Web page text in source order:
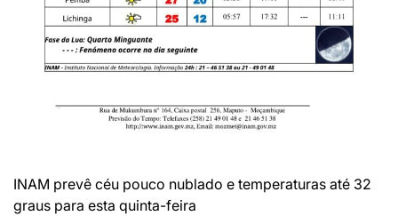
INAM prevê céu pouco nublado e temperaturas até 32
graus para esta quinta-feira